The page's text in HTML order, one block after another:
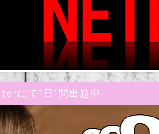
にて1日1問出題中！